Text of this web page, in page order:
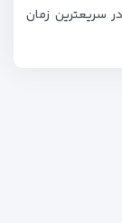
سریعترین زمان